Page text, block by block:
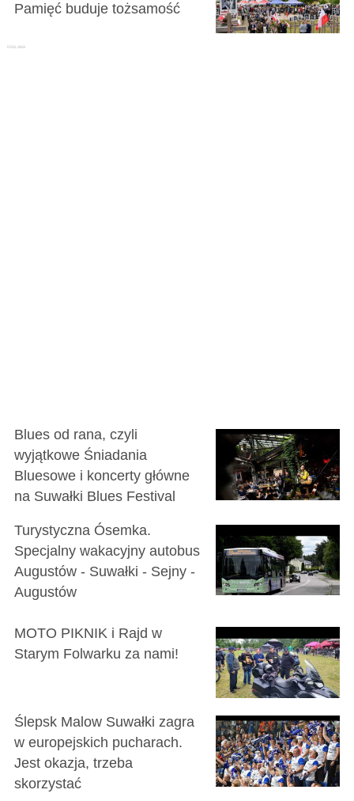
Pamięć buduje tożsamość
Blues od rana, czyli
wyjątkowe Śniadania
Bluesowe i koncerty główne
na Suwałki Blues Festival
Turystyczna Ósemka.
Specjalny wakacyjny autobus
Augustów - Suwałki - Sejny -
Augustów
MOTO PIKNIK i Rajd w
Starym Folwarku za nami!
Ślepsk Malow Suwałki zagra
w europejskich pucharach.
Jest okazja, trzeba
skorzystać